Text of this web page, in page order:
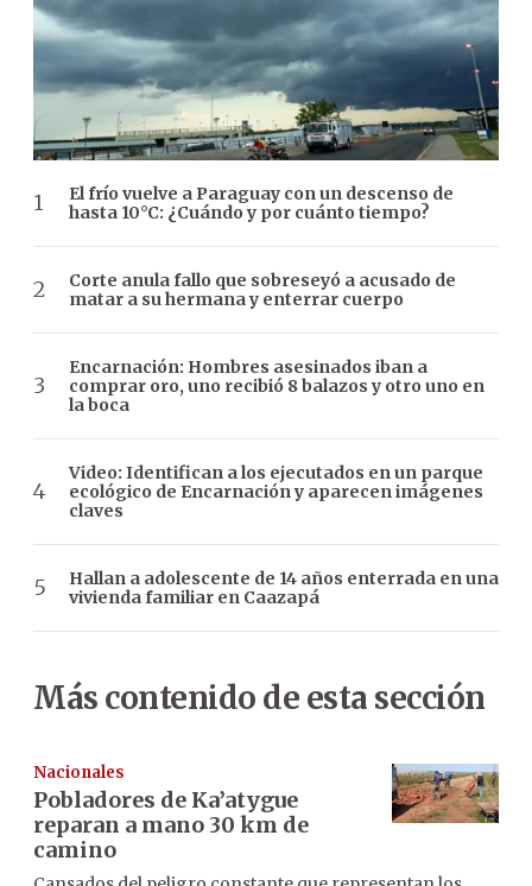
El frío vuelve a Paraguay con un descenso de
hasta 10°C: ¿Cuándo y por cuánto tiempo?
Corte anula fallo que sobreseyó a acusado de
matar a su hermana y enterrar cuerpo
Encarnación: Hombres asesinados iban a
comprar oro, uno recibió 8 balazos y otro uno en
la boca
Video: Identifican a los ejecutados en un parque
ecológico de Encarnación y aparecen imágenes
claves
Hallan a adolescente de 14 años enterrada en una
vivienda familiar en Caazapá
Más contenido de esta sección
Nacionales
Pobladores de Ka’atygue
reparan a mano 30 km de
camino